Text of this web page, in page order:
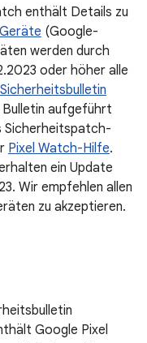
enthält Details zu
(Google-
werden durch
oder höher alle
Bulletin aufgeführt
Sicherheitspatch-
Pixel Watch-Hilfe.
ein Update
Wir empfehlen allen
zu akzeptieren.
Google Pixel